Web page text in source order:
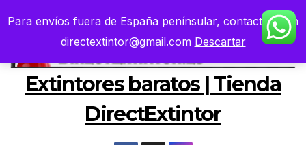
Para envíos fuera de España penínsular, contacten con
directextintor@gmail.com Descartar
Extintores baratos | Tienda
DirectExtintor